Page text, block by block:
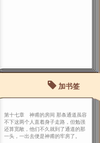
加书签
第十七章 神甫的房间 那条通道虽容
不下这两个人直着身子走路，但勉强
还算宽敞，他们不久就到了通道的那
一头，一出去便是神甫的牢房了。